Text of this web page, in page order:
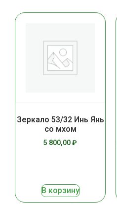
Зеркало 53/32 Инь Янь
со мхом
5 800,00₽
В корзину